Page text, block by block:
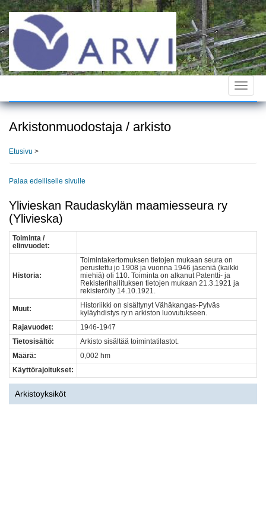
Hyppää
pääsisältöön
Toggle
Arkistonmuodostaja / arkisto
Etusivu >
Palaa edelliselle sivulle
Ylivieskan Raudaskylän maamiesseura ry
(Ylivieska)
Toiminta /
elinvuodet:
Historia:
Toimintakertomuksen tietojen mukaan seura on
perustettu jo 1908 ja vuonna 1946 jäseniä (kaikki
miehiä) oli 110. Toiminta on alkanut Patentti- ja
Rekisterihallituksen tietojen mukaan 21.3.1921 ja
rekisteröity 14.10.1921.
Muut:
Historiikki on sisältynyt Vähäkangas-Pylväs
kyläyhdistys ry:n arkiston luovutukseen.
Rajavuodet:
1946-1947
Tietosisältö:
Arkisto sisältää toimintatilastot.
Määrä:
0,002 hm
Käyttörajoitukset:
Arkistoyksiköt